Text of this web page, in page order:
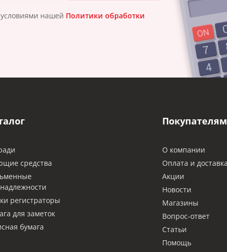
нашей Политики обработки
средства
регистраторы
для заметок
бумага
Покупателям
О компании
Оплата и доставка
Акции
Новости
Магазины
Вопрос-ответ
Статьи
Помощь